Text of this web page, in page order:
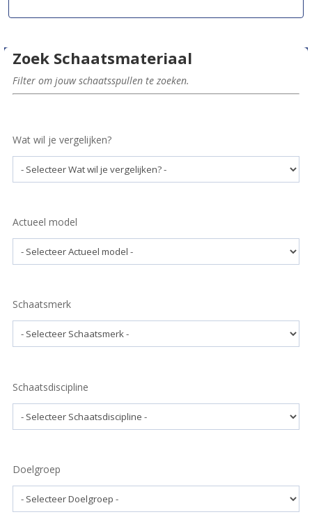
Zoek Schaatsmateriaal
Filter om jouw schaatsspullen te zoeken.
Wat wil je vergelijken?
Actueel model
Schaatsmerk
Schaatsdiscipline
Doelgroep